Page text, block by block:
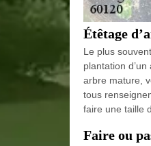
Étêtage
Le plus
plantation
arbre mature,
tous
faire une taille
Faire ou